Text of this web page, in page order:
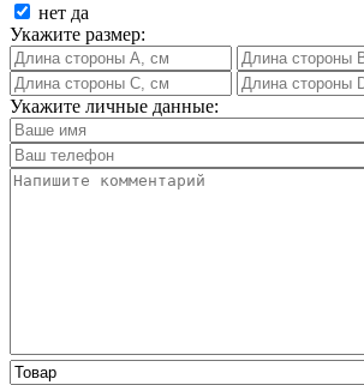
нет да
Укажите размер:
Укажите личные данные: